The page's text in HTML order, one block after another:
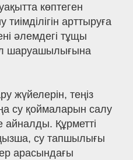
көптеген
арттыруға
әлемдегі тұщы
шаруашылығына
жүйелерін, теңіз
су қоймаларын салу
айналды. Құрметті
су тапшылығы
арасындағы